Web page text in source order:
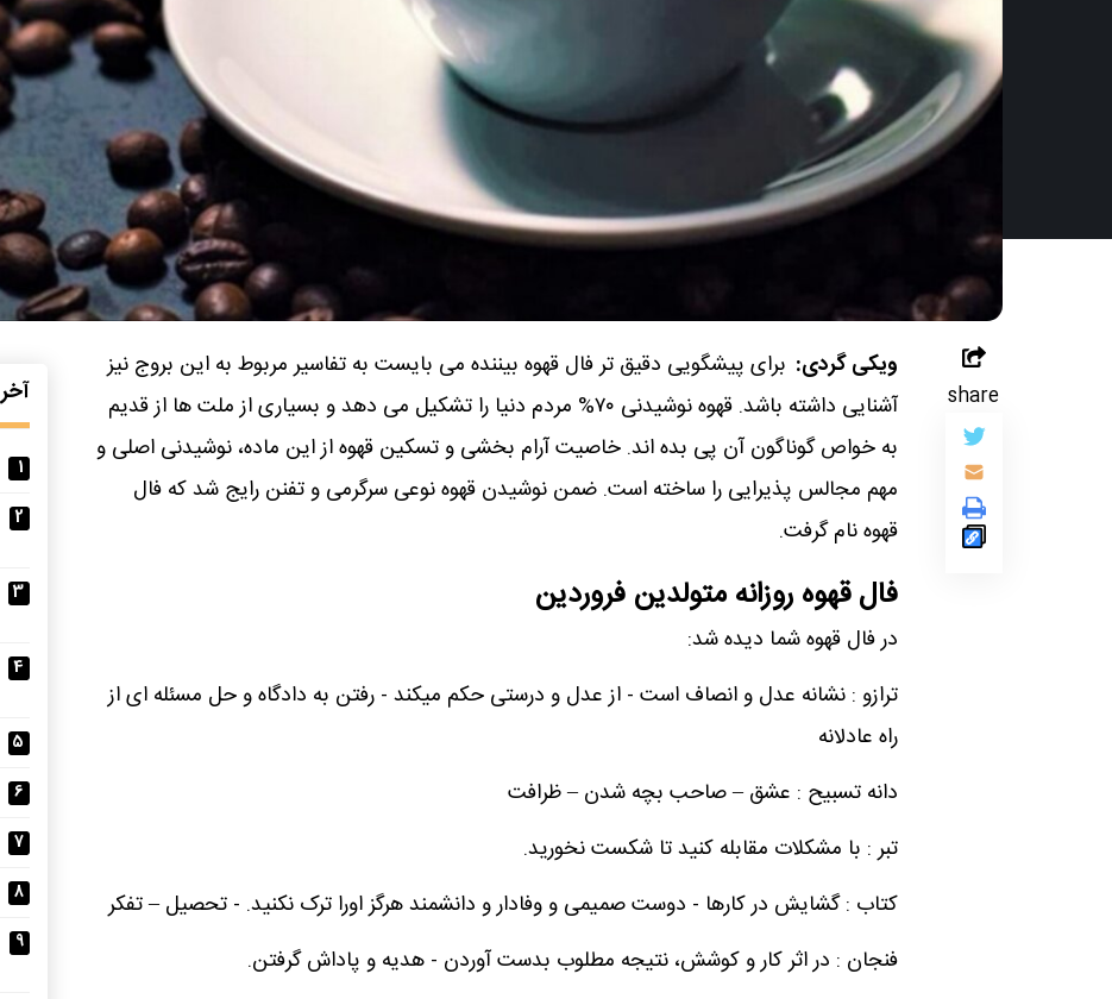
ویکی گردی: برای پیشگویی دقیق تر فال قهوه بیننده می بایست به تفاسیر مربوط به این بروج نیز
آشنایی داشته باشد. قهوه نوشیدنی ۷۰% مردم دنیا را تشکیل می دهد و بسیاری از ملت ها از قدیم
به خواص گوناگون آن پی بده اند. خاصیت آرام بخشی و تسکین قهوه از این ماده، نوشیدنی اصلی و
مهم مجالس پذیرایی را ساخته است. ضمن نوشیدن قهوه نوعی سرگرمی و تفنن رایج شد که فال
قهوه نام گرفت.
فال قهوه روزانه متولدین فروردین
در فال قهوه شما دیده شد:
ترازو : نشانه عدل و انصاف است - از عدل و درستی حکم میکند - رفتن به دادگاه و حل مسئله ای از
راه عادلانه
دانه تسبیح : عشق – صاحب بچه شدن – ظرافت
تبر : با مشکلات مقابله کنید تا شکست نخورید.
کتاب : گشایش در کارها - دوست صمیمی و وفادار و دانشمند هرگز اورا ترک نکنید. - تحصیل – تفکر
فنجان : در اثر کار و کوشش، نتیجه مطلوب بدست آوردن - هدیه و پاداش گرفتن.
1
2
3
4
5
6
7
8
9
share